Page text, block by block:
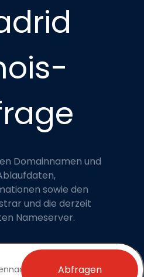
Domainnamen und
sowie den
und die derzeit
Nameserver.
Abfragen